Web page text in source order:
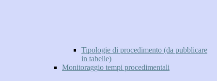
Tipologie di procedimento (da pubblicare
in tabelle)
Monitoraggio tempi procedimentali